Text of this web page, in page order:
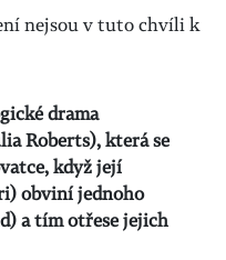
nejsou v tuto chvíli k
drama
Roberts), která se
když její
obviní jednoho
a tím otřese jejich